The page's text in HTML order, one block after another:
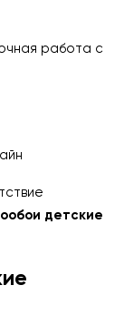
работа с
детские